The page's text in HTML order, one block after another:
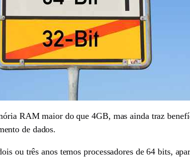
RAM maior do que 4GB, mas ainda traz
de dados.
ou três anos temos processadores de 64 bits,